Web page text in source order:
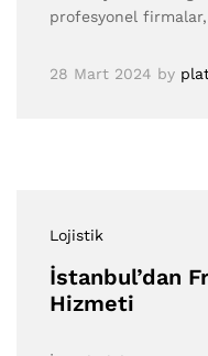
profesyonel
28 Mart 2024 by
Lojistik
İstanbul’dan
Hizmeti